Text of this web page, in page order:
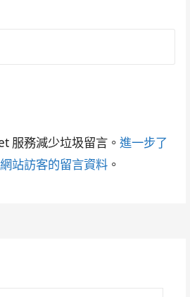
服務減少垃圾留言。 進一步了
站訪客的留言資料。